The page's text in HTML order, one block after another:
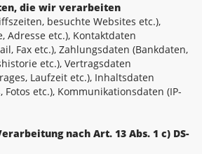
die wir verarbeiten
besuchte Websites etc.),
Adresse etc.), Kontaktdaten
Fax etc.), Zahlungsdaten (Bankdaten,
etc.), Vertragsdaten
Laufzeit etc.), Inhaltsdaten
Fotos etc.), Kommunikationsdaten (IP-
nach Art. 13 Abs. 1 c) DS-